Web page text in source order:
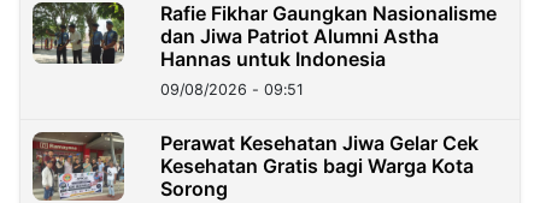
Rafie Fikhar Gaungkan Nasionalisme
dan Jiwa Patriot Alumni Astha
Hannas untuk Indonesia
09/08/2026 - 09:51
Perawat Kesehatan Jiwa Gelar Cek
Kesehatan Gratis bagi Warga Kota
Sorong